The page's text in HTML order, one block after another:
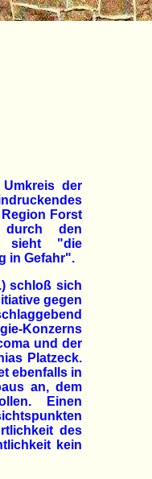
der
Forst
durch den
sieht "die
in Gefahr".
schloß sich
gegen
Konzerns
und der
Platzeck.
ebenfalls in
an, dem
Einen
des
kein